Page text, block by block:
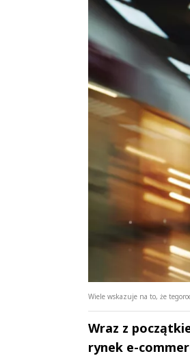
Wiele wskazuje na to, że
Wraz z
rynek e-